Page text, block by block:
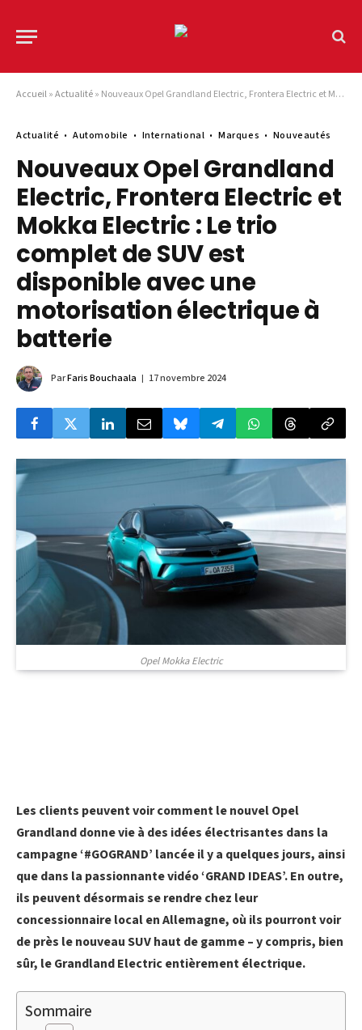
Accueil»Actualité» Nouveaux Opel Grandland Electric, Frontera Electric et Mokka Electric : Le trio complet de SUV est disponible avec une motorisation électrique à batterie
Actualité Automobile International Marques Nouveautés
Nouveaux Opel Grandland
Electric, Frontera Electric et
Mokka Electric : Le trio
complet de SUV est
disponible avec une
motorisation électrique à
batterie
ParFaris Bouchaala 17 novembre 2024
Opel Mokka Electric
Les clients peuvent voir comment le nouvel Opel
Grandland donne vie à des idées électrisantes dans la
campagne ‘#GOGRAND’ lancée il y a quelques jours, ainsi
que dans la passionnante vidéo ‘GRAND IDEAS’. En outre,
ils peuvent désormais se rendre chez leur
concessionnaire local en Allemagne, où ils pourront voir
de près le nouveau SUV haut de gamme – y compris, bien
sûr, le Grandland Electric entièrement électrique.
Sommaire